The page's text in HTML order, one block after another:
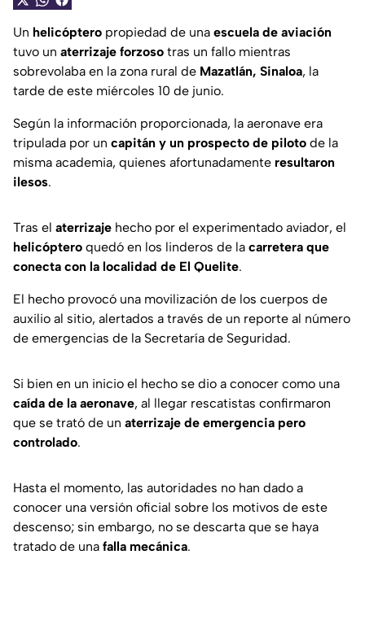
Un helicóptero propiedad de una escuela de aviación
tuvo un aterrizaje forzoso tras un fallo mientras
sobrevolaba en la zona rural de Mazatlán, Sinaloa, la
tarde de este miércoles 10 de junio.
Según la información proporcionada, la aeronave era
tripulada por un capitán y un prospecto de piloto de la
misma academia, quienes afortunadamente resultaron
ilesos.
Tras el aterrizaje hecho por el experimentado aviador, el
helicóptero quedó en los linderos de la carretera que
conecta con la localidad de El Quelite.
El hecho provocó una movilización de los cuerpos de
auxilio al sitio, alertados a través de un reporte al número
de emergencias de la Secretaría de Seguridad.
Si bien en un inicio el hecho se dio a conocer como una
caída de la aeronave, al llegar rescatistas confirmaron
que se trató de un aterrizaje de emergencia pero
controlado.
Hasta el momento, las autoridades no han dado a
conocer una versión oficial sobre los motivos de este
descenso; sin embargo, no se descarta que se haya
tratado de una falla mecánica.